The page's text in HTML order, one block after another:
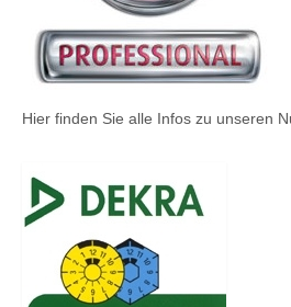
Hier finden Sie alle Infos zu unseren